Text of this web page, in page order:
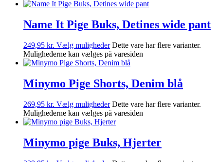
Name It Pige Buks, Detines wide pant
249,95 kr. Vælg muligheder Dette vare har flere varianter.
Mulighederne kan vælges på varesiden
Minymo Pige Shorts, Denim blå
269,95 kr. Vælg muligheder Dette vare har flere varianter.
Mulighederne kan vælges på varesiden
Minymo pige Buks, Hjerter